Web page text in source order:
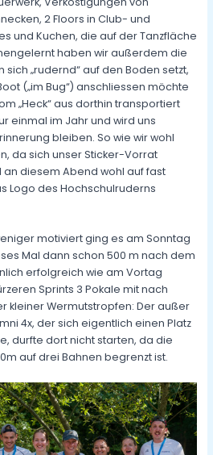
2 Floors in Club- und
und Kuchen, die auf der Tanzfläche
haben wir außerdem die
„rudernd“ auf den Boden setzt,
(„im Bug“) anschliessen möchte
„Heck“ aus dorthin transportiert
einmal im Jahr und wird uns
bleiben. So wie wir wohl
da sich unser Sticker-Vorrat
diesem Abend wohl auf fast
Logo des Hochschulruderns
motiviert ging es am Sonntag
Mal dann schon 500 m nach dem
erfolgreich wie am Vortag
Sprints 3 Pokale mit nach
kleiner Wermutstropfen: Der außer
4x, der sich eigentlich einen Platz
durfte dort nicht starten, da die
auf drei Bahnen begrenzt ist.